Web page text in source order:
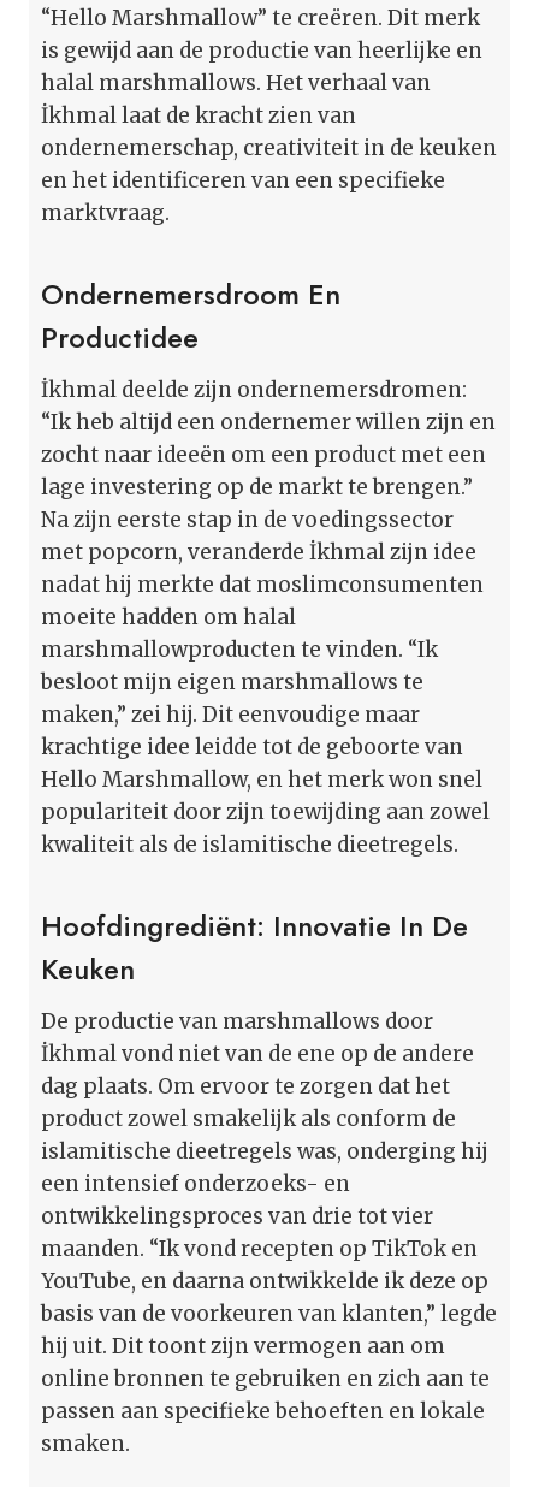
“Hello Marshmallow” te creëren. Dit merk
is gewijd aan de productie van heerlijke en
halal marshmallows. Het verhaal van
İkhmal laat de kracht zien van
ondernemerschap, creativiteit in de keuken
en het identificeren van een specifieke
marktvraag.
Ondernemersdroom En
Productidee
İkhmal deelde zijn ondernemersdromen:
“Ik heb altijd een ondernemer willen zijn en
zocht naar ideeën om een product met een
lage investering op de markt te brengen.”
Na zijn eerste stap in de voedingssector
met popcorn, veranderde İkhmal zijn idee
nadat hij merkte dat moslimconsumenten
moeite hadden om halal
marshmallowproducten te vinden. “Ik
besloot mijn eigen marshmallows te
maken,” zei hij. Dit eenvoudige maar
krachtige idee leidde tot de geboorte van
Hello Marshmallow, en het merk won snel
populariteit door zijn toewijding aan zowel
kwaliteit als de islamitische dieetregels.
Hoofdingrediënt: Innovatie In De
Keuken
De productie van marshmallows door
İkhmal vond niet van de ene op de andere
dag plaats. Om ervoor te zorgen dat het
product zowel smakelijk als conform de
islamitische dieetregels was, onderging hij
een intensief onderzoeks- en
ontwikkelingsproces van drie tot vier
maanden. “Ik vond recepten op TikTok en
YouTube, en daarna ontwikkelde ik deze op
basis van de voorkeuren van klanten,” legde
hij uit. Dit toont zijn vermogen aan om
online bronnen te gebruiken en zich aan te
passen aan specifieke behoeften en lokale
smaken.